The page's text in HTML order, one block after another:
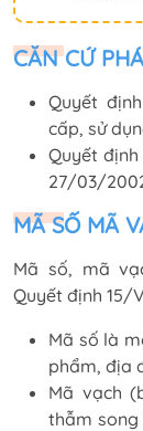
CĂN CỨ
Quyết
cấp, sử
Quyết
27/03/
MÃ SỐ MÃ
Mã số, mã
Quyết định 15/
Mã số là
phẩm, địa
Mã vạch
thẫm song